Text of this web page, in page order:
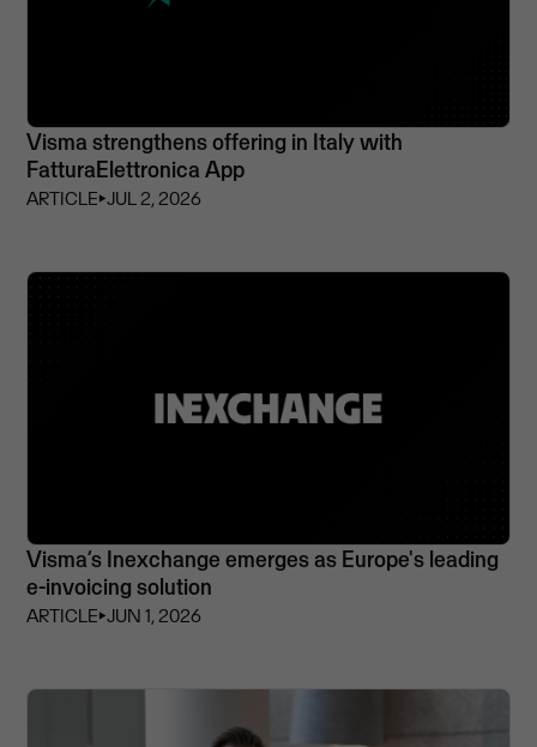
Visma strengthens offering in Italy with
FatturaElettronica App
ARTICLE⏵JUL 2, 2026
Visma’s Inexchange emerges as Europe's leading
e-invoicing solution
ARTICLE⏵JUN 1, 2026